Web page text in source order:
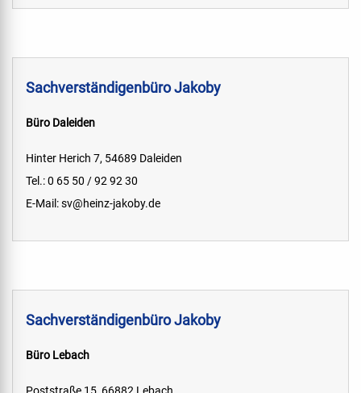
Sachverständigenbüro Jakoby
Büro Daleiden
Hinter Herich 7, 54689 Daleiden
Tel.: 0 65 50 / 92 92 30
E-Mail:sv@heinz-jakoby.de
Sachverständigenbüro Jakoby
Büro Lebach
Poststraße 15, 66882 Lebach